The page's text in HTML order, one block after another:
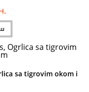
sa tigrovim okom i